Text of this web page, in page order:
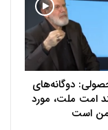
دوگانه‌های
امت ملت، مورد
است